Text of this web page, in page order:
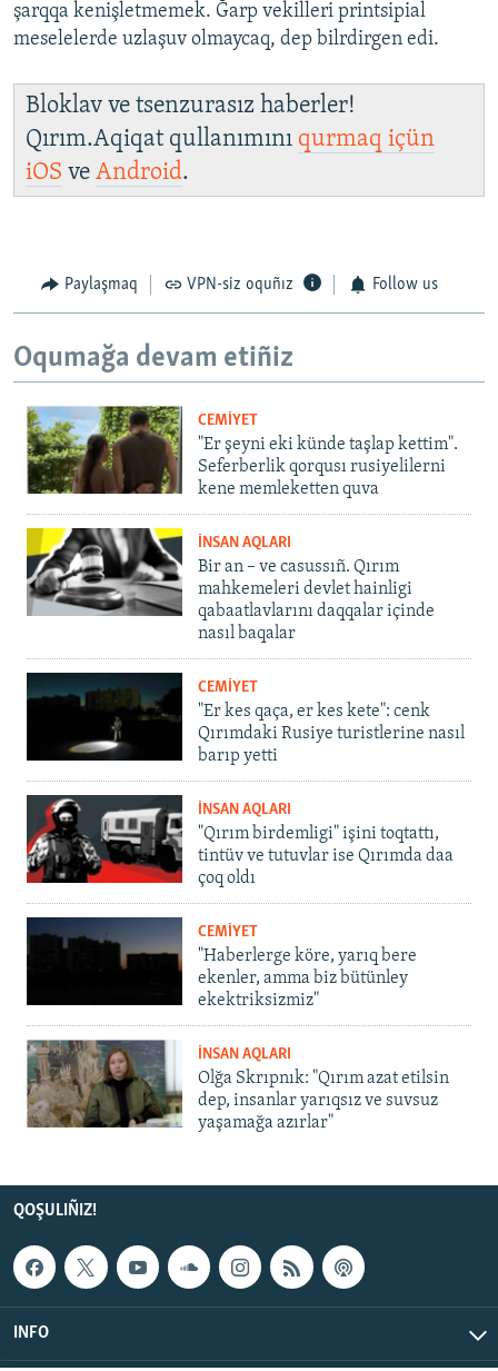
şarqqa kenişletmemek. Ğarp vekilleri printsipial
meselelerde uzlaşuv olmaycaq, dep bilrdirgen edi.
Bloklav ve tsenzurasız haberler!
Qırım.Aqiqat qullanımını qurmaq içün
iOS ve Android.
Paylaşmaq VPN-siz oquñız Follow us
Oqumağa devam etiñiz
CEMİYET
"Er şeyni eki künde taşlap kettim".
Seferberlik qorqusı rusiyelilerni
kene memleketten quva
İNSAN AQLARI
Bir an – ve casussıñ. Qırım
mahkemeleri devlet hainligi
qabaatlavlarını daqqalar içinde
nasıl baqalar
CEMİYET
"Er kes qaça, er kes kete": cenk
Qırımdaki Rusiye turistlerine nasıl
barıp yetti
İNSAN AQLARI
"Qırım birdemligi" işini toqtattı,
tintüv ve tutuvlar ise Qırımda daa
çoq oldı
CEMİYET
"Haberlerge köre, yarıq bere
ekenler, amma biz bütünley
ekektriksizmiz"
İNSAN AQLARI
Olğa Skrıpnık: "Qırım azat etilsin
dep, insanlar yarıqsız ve suvsuz
yaşamağa azırlar"
QOŞULIÑIZ!
INFO